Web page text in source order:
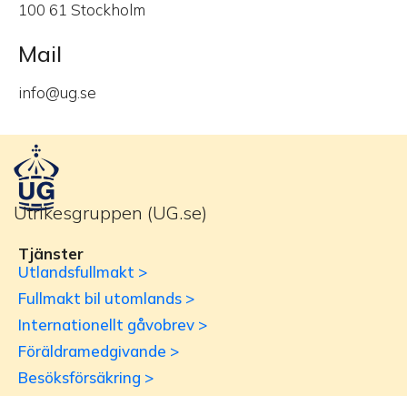
100 61 Stockholm
Mail
info@ug.se
Utrikesgruppen (UG.se)
Tjänster
Utlandsfullmakt >
Fullmakt bil utomlands >
Internationellt gåvobrev >
Föräldramedgivande >
Besöksförsäkring >